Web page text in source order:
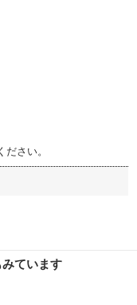
さい。
ています